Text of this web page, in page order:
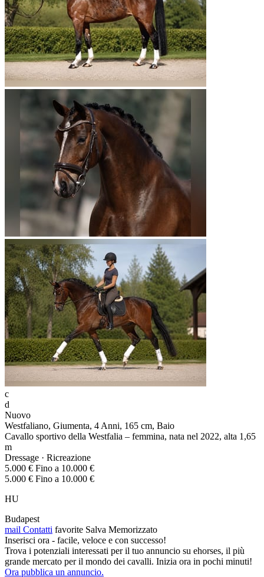
c
d
Nuovo
Westfaliano, Giumenta, 4 Anni, 165 cm, Baio
Cavallo sportivo della Westfalia – femmina, nata nel 2022, alta 1,65
m
Dressage · Ricreazione
5.000 € Fino a 10.000 €
5.000 € Fino a 10.000 €
HU
Budapest
mail Contatti favorite Salva Memorizzato
Inserisci ora - facile, veloce e con successo!
Trova i potenziali interessati per il tuo annuncio su ehorses, il più
grande mercato per il mondo dei cavalli. Inizia ora in pochi minuti!
Ora pubblica un annuncio.